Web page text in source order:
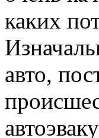
каких
авто,